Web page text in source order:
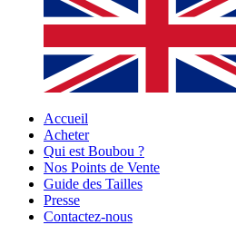
Accueil
Acheter
Qui est Boubou ?
Nos Points de Vente
Guide des Tailles
Presse
Contactez-nous